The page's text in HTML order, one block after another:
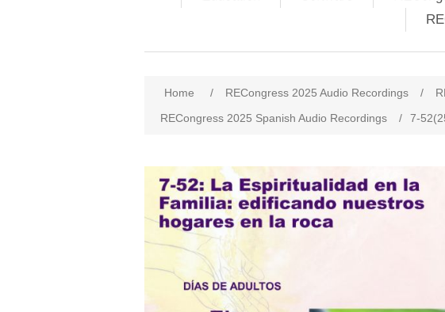
Home / RECongress 2025 Audio Recordings /
RECongress 2025 Spanish Audio Recordings
/ 7-